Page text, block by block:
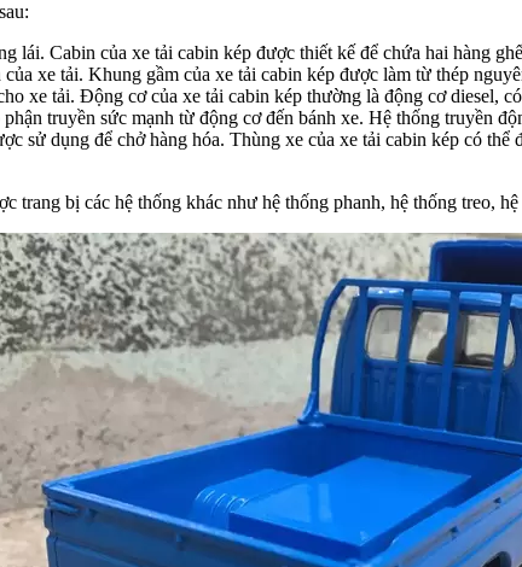
lái. Cabin của xe tải cabin kép được thiết kế để chứa hai hàng
xe tải. Khung gầm của xe tải cabin kép được làm từ thép
xe tải. Động cơ của xe tải cabin kép thường là động cơ diesel,
truyền sức mạnh từ động cơ đến bánh xe. Hệ thống truyền
sử dụng để chở hàng hóa. Thùng xe của xe tải cabin kép có
trang bị các hệ thống khác như hệ thống phanh, hệ thống treo,